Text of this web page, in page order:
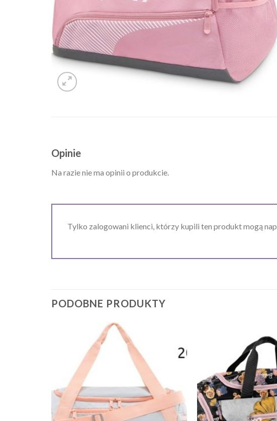
Opinie
Na razie nie ma opinii o produkcie.
Tylko zalogowani klienci, którzy kupili ten produkt mogą
PODOBNE PRODUKTY